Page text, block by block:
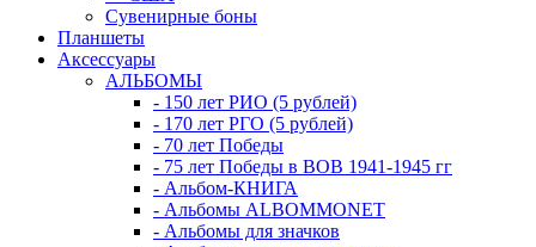
Сувенирные боны
Планшеты
Аксессуары
АЛЬБОМЫ
- 150 лет РИО (5 рублей)
- 170 лет РГО (5 рублей)
- 70 лет Победы
- 75 лет Победы в ВОВ 1941-1945 гг
- Альбом-КНИГА
- Альбомы ALBOMMONET
- Альбомы для значков